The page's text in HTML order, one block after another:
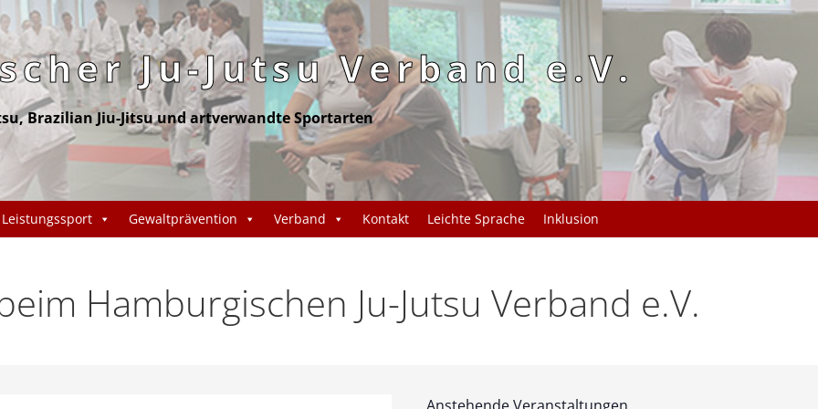
Ju-Jutsu Verband e.V.
Brazilian Jiu-Jitsu und artverwandte Sportarten
Leistungssport Gewaltprävention Verband Kontakt Leichte Sprache Inklusion
Hamburgischen Ju-Jutsu Verband e.V.